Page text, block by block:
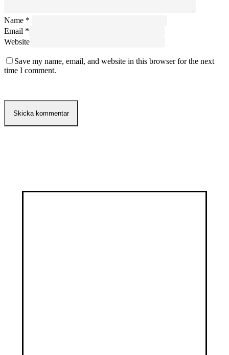
Name *
Email *
Website
Save my name, email, and website in this browser for the next
time I comment.